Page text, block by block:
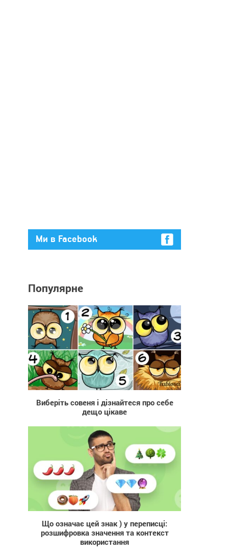
Ми в Facebook
Популярне
20 551
Виберіть совеня і дізнайтеся про себе
дещо цікаве
Що означає цей знак ) у переписці:
розшифровка значення та контекст
використання